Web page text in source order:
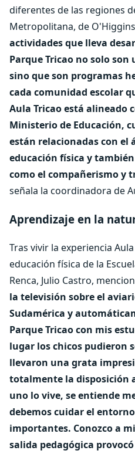
diferentes de las regiones
Metropolitana, de
actividades que lleva
Parque Tricao no solo
sino que son programas
cada comunidad escolar
Aula Tricao está alineado
Ministerio de Educación,
están relacionadas con el
educación física y
como el compañerismo y
señala la coordinadora de
Aprendizaje en la
Tras vivir la experiencia
educación física de la
Renca, Julio Castro,
la televisión sobre el
Sudamérica y
Parque Tricao con mis
lugar los chicos pudieron
llevaron una grata
totalmente la disposición
uno lo vive, se entiende
debemos cuidar el
importantes. Conozco a
salida pedagógica